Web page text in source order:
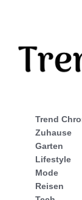
Trend
Zuhause
Garten
Lifestyle
Mode
Reisen